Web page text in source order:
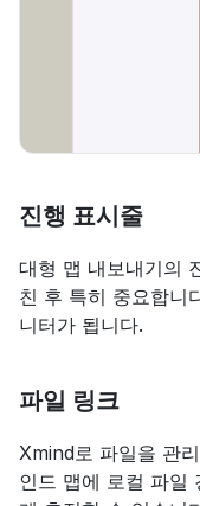
진행 표시줄
대형 맵 내보내기의
친 후 특히 중요합니
니터가 됩니다.
파일 링크
Xmind로 파일을 관
인드 맵에 로컬 파일